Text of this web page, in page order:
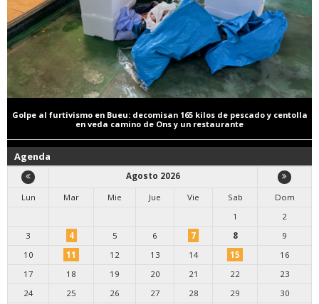
Golpe al furtivismo en Bueu: decomisan 165 kilos de pescado y centolla
en veda camino de Ons y un restaurante
Agenda
Agosto 2026
Lun
Mar Mie Jue Vie Sab
Dom
1
2
3
4 5 6 7 8
9
10
11 12 13 14 15
16
17
18 19 20 21 22
23
24
25 26 27 28 29
30